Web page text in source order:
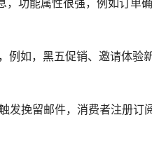
，功能属性很强，例如订单确
例如，黑五促销、邀请体验
发挽留邮件，消费者注册订